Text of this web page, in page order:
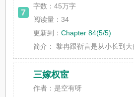
7
字数：45万字
阅读量：34
更新到：Chapter 84(5/5)
简介：
黎冉跟靳言是从小长到
三嫁权宦
作者：是空有呀